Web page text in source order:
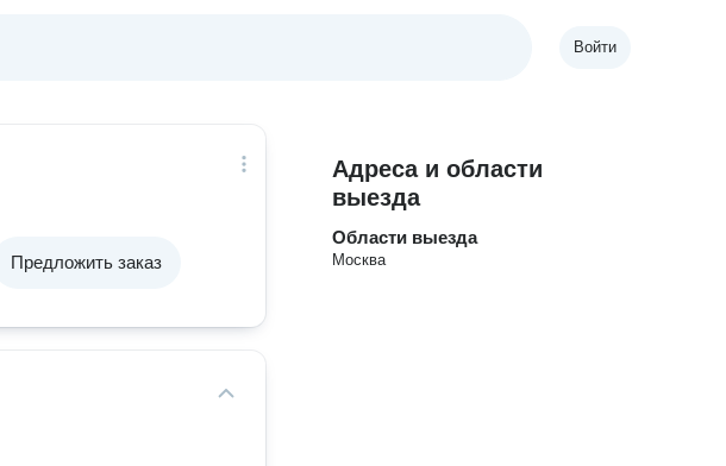
Войти
Предложить заказ
Адреса и области
выезда
Области выезда
Москва